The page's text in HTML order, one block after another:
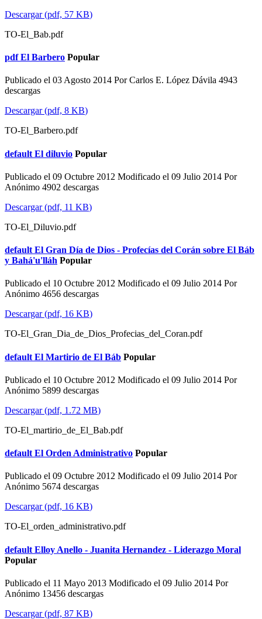
Descargar(pdf, 57 KB)
TO-El_Bab.pdf
pdf El Barbero Popular
Publicado el 03 Agosto 2014 PorCarlos E. López Dávila 4943
descargas
Descargar(pdf, 8 KB)
TO-El_Barbero.pdf
default El diluvio Popular
Publicado el 09 Octubre 2012 Modificado el 09 Julio 2014 Por
Anónimo 4902 descargas
Descargar(pdf, 11 KB)
TO-El_Diluvio.pdf
default El Gran Día de Dios - Profecías del Corán sobre El Báb
y Bahá'u'lláh Popular
Publicado el 10 Octubre 2012 Modificado el 09 Julio 2014 Por
Anónimo 4656 descargas
Descargar(pdf, 16 KB)
TO-El_Gran_Dia_de_Dios_Profecias_del_Coran.pdf
default El Martirio de El Báb Popular
Publicado el 10 Octubre 2012 Modificado el 09 Julio 2014 Por
Anónimo 5899 descargas
Descargar(pdf, 1.72 MB)
TO-El_martirio_de_El_Bab.pdf
default El Orden Administrativo Popular
Publicado el 09 Octubre 2012 Modificado el 09 Julio 2014 Por
Anónimo 5674 descargas
Descargar(pdf, 16 KB)
TO-El_orden_administrativo.pdf
default Elloy Anello - Juanita Hernandez - Liderazgo Moral
Popular
Publicado el 11 Mayo 2013 Modificado el 09 Julio 2014 Por
Anónimo 13456 descargas
Descargar(pdf, 87 KB)